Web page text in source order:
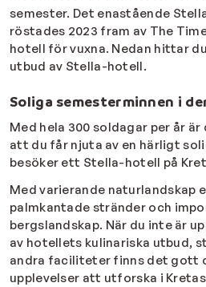
semester. Det enastående
röstades 2023 fram av The
hotell för vuxna. Nedan hittar
utbud av Stella-hotell.
Soliga semesterminnen i
Med hela 300 soldagar per år
att du får njuta av en härligt
besöker ett Stella-hotell på
Med varierande naturlandskap
palmkantade stränder och
bergslandskap. När du inte är
av hotellets kulinariska utbud,
andra faciliteter finns det gott
upplevelser att utforska i